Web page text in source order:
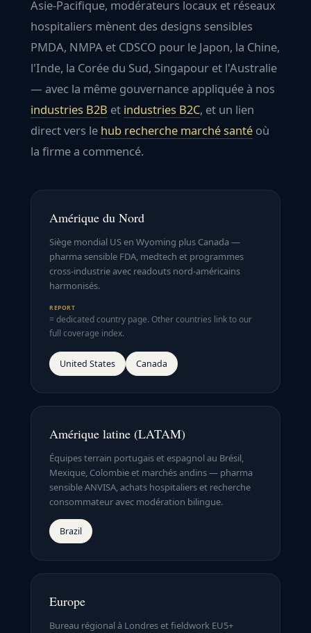
Asie-Pacifique, modérateurs locaux et réseaux
hospitaliers mènent des designs sensibles
PMDA, NMPA et CDSCO pour le Japon, la Chine,
l'Inde, la Corée du Sud, Singapour et l'Australie
— avec la même gouvernance appliquée à nos
industries B2B et industries B2C, et un lien
direct vers le hub recherche marché santé où
la firme a commencé.
Amérique du Nord
Siège mondial US en Wyoming plus Canada —
pharma sensible FDA, medtech et programmes
cross-industrie avec readouts nord-américains
harmonisés.
REPORT
= dedicated country page. Other countries link to our
full coverage index.
United States Canada
Amérique latine (LATAM)
Équipes terrain portugais et espagnol au Brésil,
Mexique, Colombie et marchés andins — pharma
sensible ANVISA, achats hospitaliers et recherche
consommateur avec modération bilingue.
Brazil
Europe
Bureau régional à Londres et fieldwork EU5+